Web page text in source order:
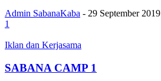
Admin SabanaKaba - 29 September 2019
1
Iklan dan Kerjasama
SABANA CAMP 1